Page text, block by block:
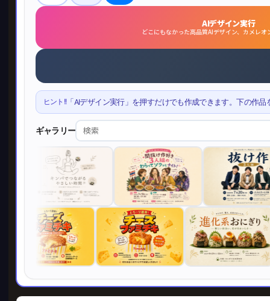
AIデザイン実行
どこにもなかった高品質AIデザイン、カメレ
ヒント!!「AIデザイン実行」を押すだけでも作成できます。下の作
ギャラリー